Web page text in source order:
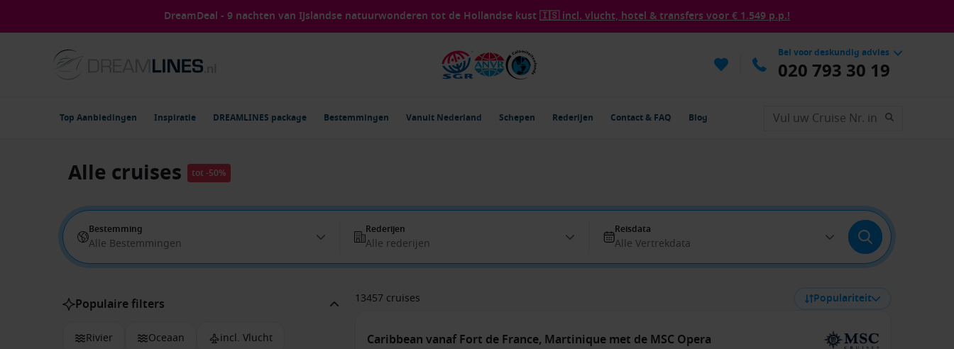
DreamDeal - 9 nachten van IJslandse natuurwonderen tot de Hollandse kust 🇮🇸 incl. vlucht, hotel & transfers voor € 1.549 p.p.!
Bel voor deskundig advies
020 793 30 19
Top Aanbiedingen Inspiratie DREAMLINES package Bestemmingen Vanuit Nederland Schepen Rederijen Contact & FAQ Blog
Alle cruises tot -50%
Bestemming
Alle Bestemmingen
Rederijen
Alle rederijen
Reisdata
Alle Vertrekdata
Populaire filters
Rivier Oceaan incl. Vlucht
13457 cruises Populariteit
Caribbean vanaf Fort de France, Martinique met de MSC Opera